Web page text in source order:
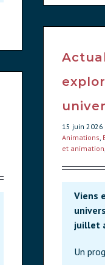
15 juin 2026
Animations,
et animation
Viens
juillet
Un